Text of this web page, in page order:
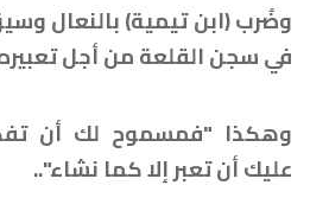
وضُرب (ابن تيمية) بالنعال
في سجن القلعة من أجل
وهكذا "فمسموح لك أن
عليك أن تعبر إلا كما نشاء"..